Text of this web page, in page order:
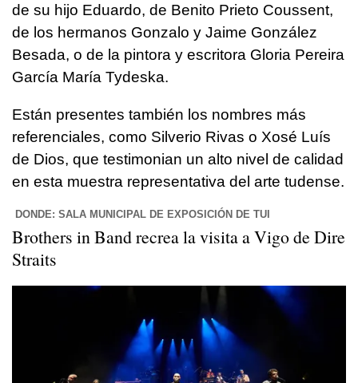
de su hijo Eduardo, de Benito Prieto Coussent,
de los hermanos Gonzalo y Jaime González
Besada, o de la pintora y escritora Gloria Pereira
García María Tydeska.
Están presentes también los nombres más
referenciales, como Silverio Rivas o Xosé Luís
de Dios, que testimonian un alto nivel de calidad
en esta muestra representativa del arte tudense.
DONDE: SALA MUNICIPAL DE EXPOSICIÓN DE TUI
Brothers in Band recrea la visita a Vigo de Dire
Straits